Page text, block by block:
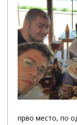
прво место, по